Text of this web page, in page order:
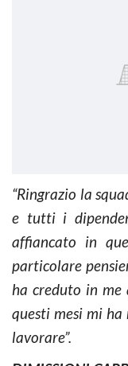
“Ringrazio la
e tutti i
affiancato in
particolare
ha creduto in me
questi mesi mi
lavorare”.